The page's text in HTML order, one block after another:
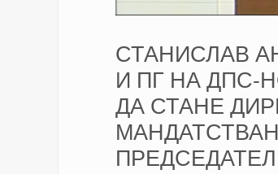
СТАНИСЛАВ
И ПГ НА ДПС-
ДА СТАНЕ